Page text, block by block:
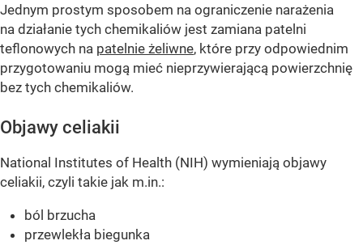
Jednym prostym sposobem na ograniczenie narażenia
na działanie tych chemikaliów jest zamiana patelni
teflonowych na patelnie żeliwne, które przy odpowiednim
przygotowaniu mogą mieć nieprzywierającą powierzchnię
bez tych chemikaliów.
Objawy celiakii
National Institutes of Health (NIH) wymieniają objawy
celiakii, czyli takie jak m.in.:
ból brzucha
przewlekła biegunka